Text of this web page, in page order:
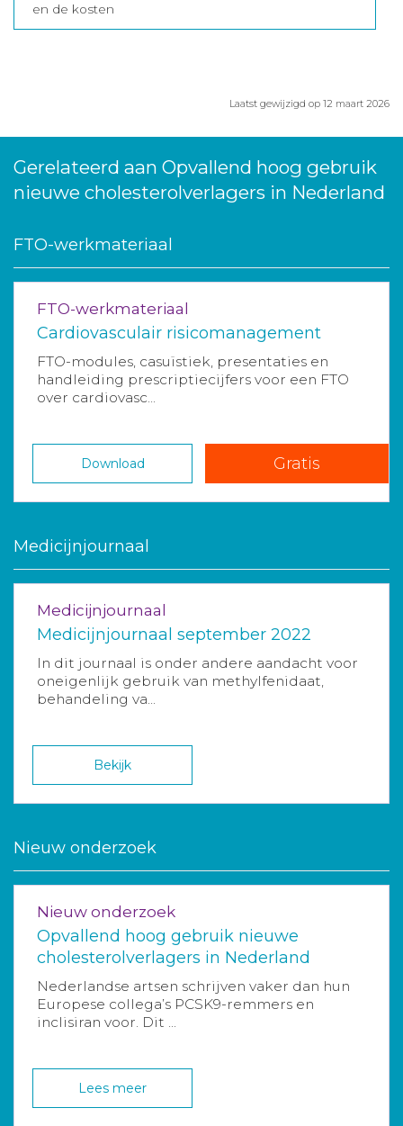
en de kosten
Laatst gewijzigd op 12 maart 2026
Gerelateerd aan Opvallend hoog gebruik
nieuwe cholesterolverlagers in Nederland
FTO-werkmateriaal
FTO-werkmateriaal
Cardiovasculair risicomanagement
FTO-modules, casuïstiek, presentaties en
handleiding prescriptiecijfers voor een FTO
over cardiovasc...
Download Gratis
Medicijnjournaal
Medicijnjournaal
Medicijnjournaal september 2022
In dit journaal is onder andere aandacht voor
oneigenlijk gebruik van methylfenidaat,
behandeling va...
Bekijk
Nieuw onderzoek
Nieuw onderzoek
Opvallend hoog gebruik nieuwe
cholesterolverlagers in Nederland
Nederlandse artsen schrijven vaker dan hun
Europese collega’s PCSK9-remmers en
inclisiran voor. Dit ...
Lees meer